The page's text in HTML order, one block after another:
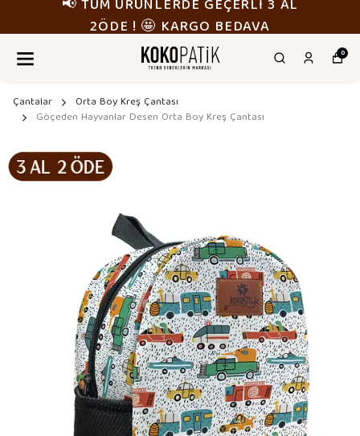
📢 TÜM ÜRÜNLERDE GEÇERLİ 3 AL
2ÖDE ! 🤩 KARGO BEDAVA
0
Çantalar
Orta Boy Kreş Çantası
Göçeden Hayvanlar Desen Orta Boy Kreş Çantası